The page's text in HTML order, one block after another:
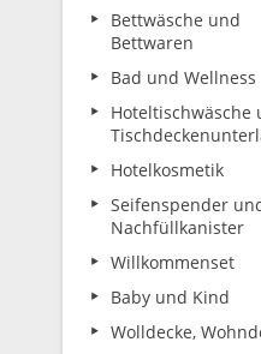
Bettwäsche und
Bettwaren
Bad und Wellness
Hoteltischwäsche
Hotelkosmetik
Seifenspender
Nachfüllkanister
Willkommenset
Baby und Kind
Wolldecke,